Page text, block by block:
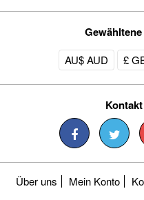
AU$ AUD £
Über uns Mein Konto